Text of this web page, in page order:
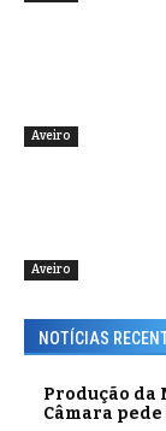
Aveiro
Aveiro
NOTÍCIAS
Produção da
Câmara